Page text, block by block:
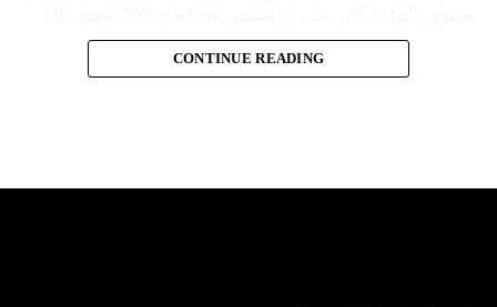
إلى أن المقاومة ضد الاحتلال الإسرائيلي لم تكن يوماً محط
إجماع داخلي، وإن كانت القوى اللبنانية المؤمنة بالصراع ضد
CONTINUE READING